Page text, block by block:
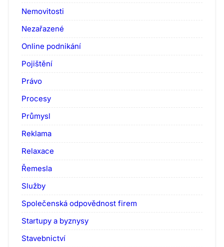
Nemovitosti
Nezařazené
Online podnikání
Pojištění
Právo
Procesy
Průmysl
Reklama
Relaxace
Řemesla
Služby
Společenská odpovědnost firem
Startupy a byznysy
Stavebnictví